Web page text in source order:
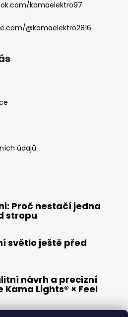
kamaelektro97
@kamaelektro2816
údajů
Proč nestačí jedna
stropu
světlo ještě před
návrh a precizní
Lights® × Feel